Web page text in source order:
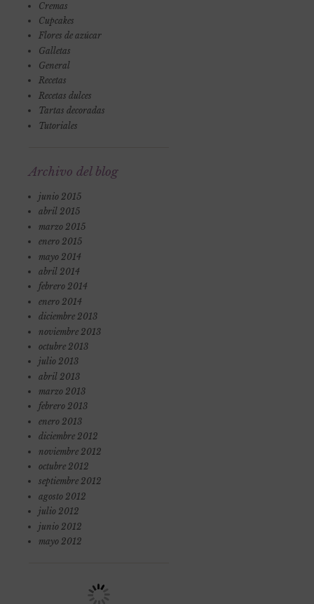
Cremas
Cupcakes
Flores de azúcar
Galletas
General
Recetas
Recetas dulces
Tartas decoradas
Tutoriales
Archivo del blog
junio 2015
abril 2015
marzo 2015
enero 2015
mayo 2014
abril 2014
febrero 2014
enero 2014
diciembre 2013
noviembre 2013
octubre 2013
julio 2013
abril 2013
marzo 2013
febrero 2013
enero 2013
diciembre 2012
noviembre 2012
octubre 2012
septiembre 2012
agosto 2012
julio 2012
junio 2012
mayo 2012